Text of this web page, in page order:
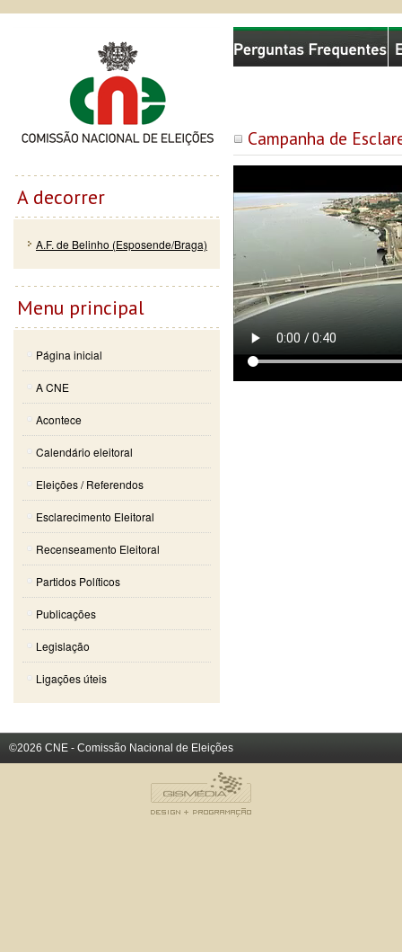
Campanha de
Comissão Nacional de Eleições
A decorrer
A.F. de Belinho (Esposende/Braga)
Menu principal
Página inicial
A CNE
Acontece
Calendário eleitoral
Eleições / Referendos
Esclarecimento Eleitoral
Recenseamento Eleitoral
Partidos Políticos
Publicações
Legislação
Ligações úteis
©2026 CNE - Comissão Nacional de Eleições